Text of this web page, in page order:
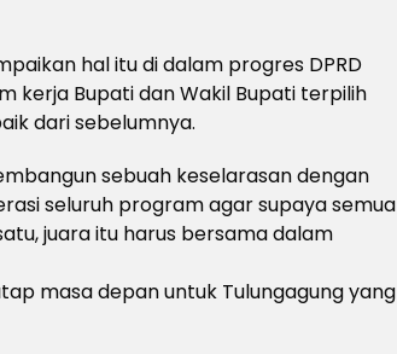
hal itu di dalam progres DPRD
kerja Bupati dan Wakil Bupati terpilih
dari sebelumnya.
sebuah keselarasan dengan
seluruh program agar supaya semua
juara itu harus bersama dalam
masa depan untuk Tulungagung yang